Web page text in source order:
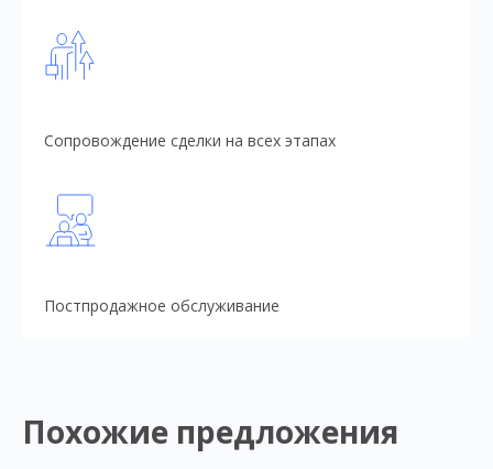
Сопровождение сделки на всех этапах
Постпродажное обслуживание
Похожие предложения